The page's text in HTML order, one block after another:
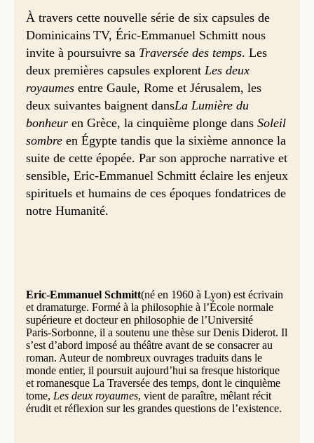
À travers cette nouvelle série de six capsules de
Dominicains TV, Éric‑Emmanuel Schmitt nous
invite à poursuivre sa Traversée des temps. Les
deux premières capsules explorent Les deux
royaumesentre Gaule, Rome et Jérusalem, les
deux suivantes baignent dansLa Lumière du
bonheuren Grèce, la cinquième plonge dans Soleil
sombreen Égypte tandis que la sixième annonce la
suite de cette épopée. Par son approche narrative et
sensible, Eric-Emmanuel Schmitt éclaire les enjeux
spirituels et humains de ces époques fondatrices de
notre Humanité.
Eric-Emmanuel Schmitt(né en 1960 à Lyon) est écrivain
et dramaturge. Formé à la philosophie à l’École normale
supérieure et docteur en philosophie de l’Université
Paris‑Sorbonne, il a soutenu une thèse sur Denis Diderot. Il
s’est d’abord imposé au théâtre avant de se consacrer au
roman. Auteur de nombreux ouvrages traduits dans le
monde entier, il poursuit aujourd’hui sa fresque historique
et romanesque La Traversée des temps, dont le cinquième
tome, Les deux royaumes, vient de paraître, mêlant récit
érudit et réflexion sur les grandes questions de l’existence.